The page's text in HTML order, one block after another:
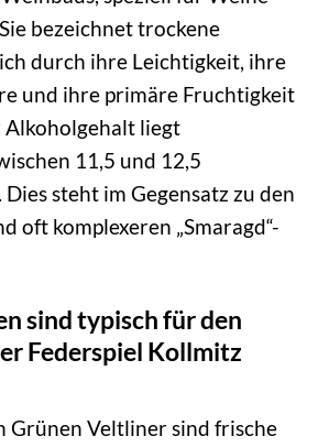
bezeichnet trockene
durch ihre Leichtigkeit, ihre
und ihre primäre Fruchtigkeit
Alkoholgehalt liegt
11,5 und 12,5
steht im Gegensatz zu den
oft komplexeren „Smaragd“-
sind typisch für den
Federspiel Kollmitz
Grünen Veltliner sind frische